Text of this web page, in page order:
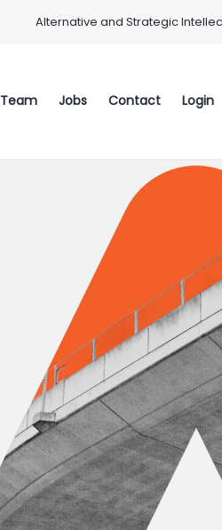
Alternative and Strategic
Team Jobs Contact Login